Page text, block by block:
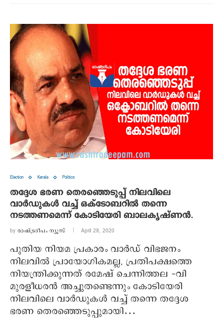
Election Kerala Politics
തദ്ദേശ ഭരണ തെരഞ്ഞെടുപ്പ് നിലവിലെ
വാര്‍ഡുകള്‍ വച്ച് ഒക്ടോബറില്‍ തന്നെ
നടത്തണമെന്ന് കോടിയേരി ബാലകൃഷ്ണന്‍.
by രാഷ്ട്രദീപം ന്യൂസ്‌ April 28, 2020
പുതിയ നിയമ പ്രകാരം വാര്‍ഡ് വിഭജനം
നിലവില്‍ പ്രായോഗികമല്ല, പ്രതിപക്ഷത്തെ
നിയന്ത്രിക്കുന്നത് രമേഷ് ചെന്നിത്തല -വി
മുരളീധരന്‍ അച്ചുതണ്ടെന്നും കോടിയേരി
നിലവിലെ വാര്‍ഡുകള്‍ വച്ച് തന്നെ തദ്ദേശ
ഭരണ തെരഞ്ഞെടുപ്പുമായി…